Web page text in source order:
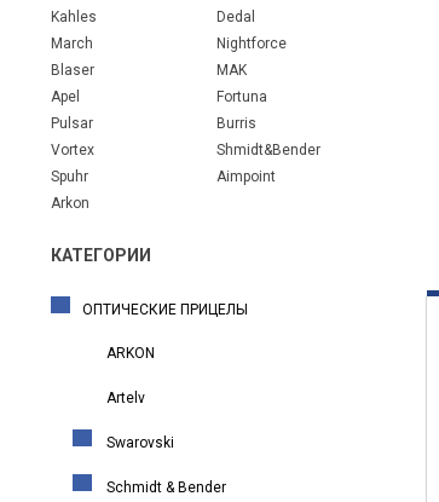
Kahles
Dedal
March
Nightforce
Blaser
MAK
Apel
Fortuna
Pulsar
Burris
Vortex
Shmidt&Bender
Spuhr
Aimpoint
Arkon
КАТЕГОРИИ
ОПТИЧЕСКИЕ ПРИЦЕЛЫ
ARKON
Artelv
Swarovski
Schmidt & Bender